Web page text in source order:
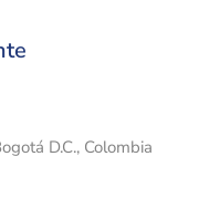
D.C., Colombia